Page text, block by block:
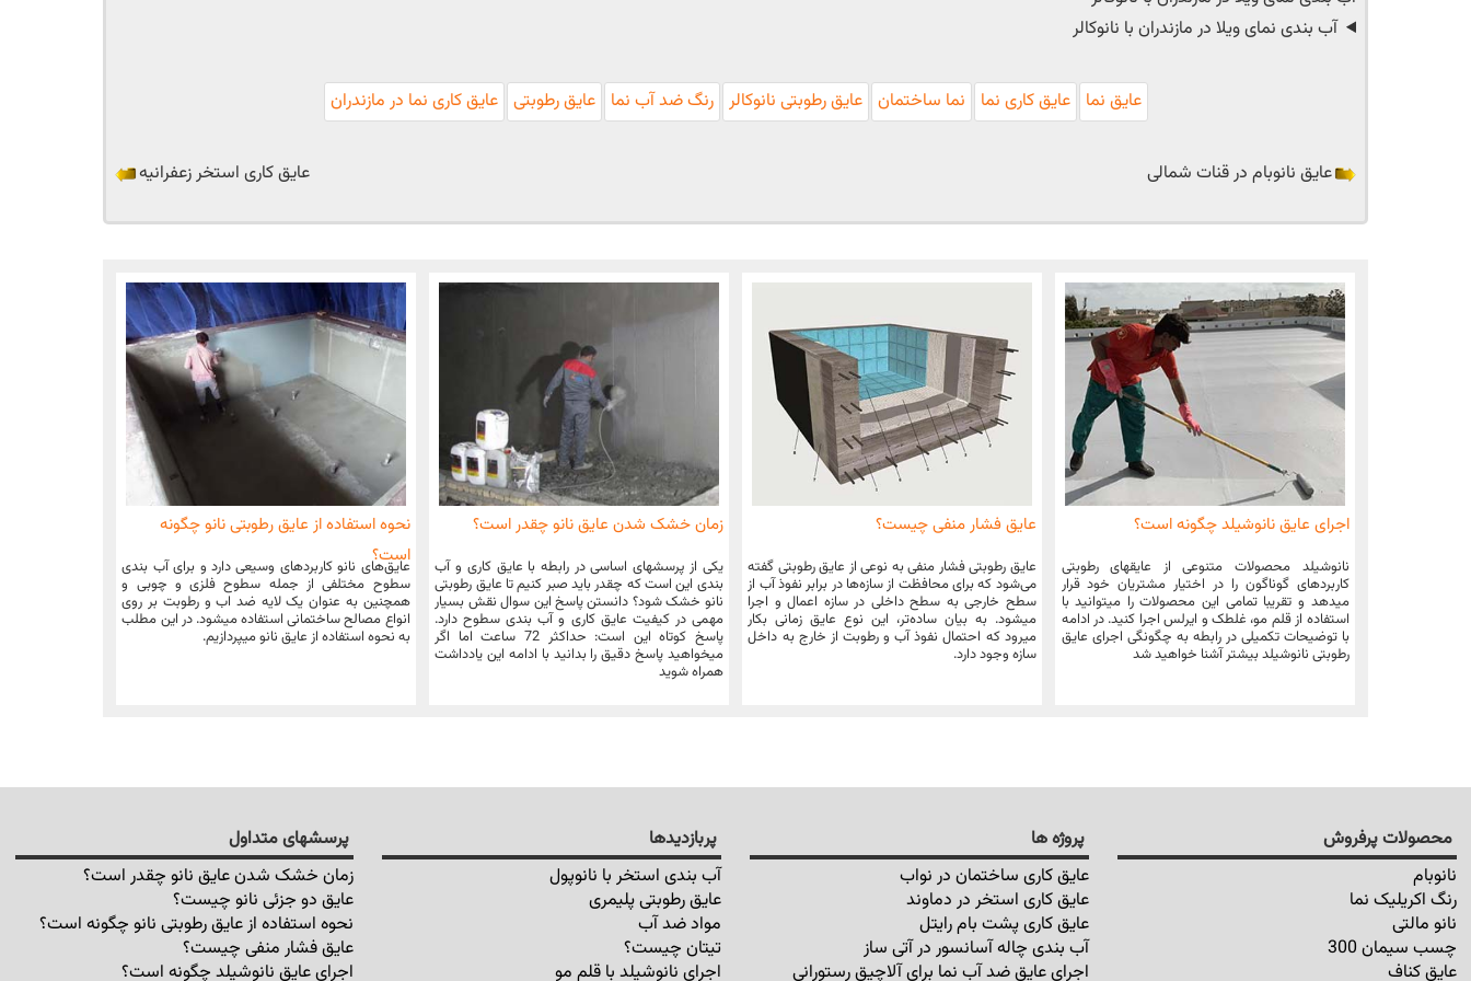
آب بندی نمای ویلا در مازندران با نانوکالر
عایق نما عایق کاری نما نما ساختمان عایق رطوبتی نانوکالر رنگ ضد آب نما عایق رطوبتی عایق کاری نما در مازندران
عایق نانوبام در قنات شمالی عایق کاری استخر زعفرانیه
اجرای عایق نانوشیلد چگونه است؟
نانوشیلد محصولات متنوعی از عایقهای رطوبتی
کاربردهای گوناگون را در اختیار مشتریان خود قرار
میدهد و تقریبا تمامی این محصولات را میتوانید با
استفاده از قلم مو، غلطک و ایرلس اجرا کنید. در ادامه
با توضیحات تکمیلی در رابطه به چگونگی اجرای عایق
رطوبتی نانوشیلد بیشتر آشنا خواهید شد
عایق فشار منفی چیست؟
عایق رطوبتی فشار منفی به نوعی از عایق رطوبتی گفته
می‌شود که برای محافظت از سازه‌ها در برابر نفوذ آب از
سطح خارجی به سطح داخلی در سازه اعمال و اجرا
میشود. به بیان ساده‌تر، این نوع عایق زمانی بکار
میرود که احتمال نفوذ آب و رطوبت از خارج به داخل
سازه وجود دارد.
زمان خشک شدن عایق نانو چقدر است؟
یکی از پرسشهای اساسی در رابطه با عایق کاری و آب
بندی این است که چقدر باید صبر کنیم تا عایق رطوبتی
نانو خشک شود؟ دانستن پاسخ این سوال نقش بسیار
مهمی در کیفیت عایق کاری و آب بندی سطوح دارد.
پاسخ کوتاه این است: حداکثر 72 ساعت اما اگر
میخواهید پاسخ دقیق را بدانید با ادامه این یادداشت
همراه شوید
نحوه استفاده از عایق رطوبتی نانو چگونه
است؟
عایق‌های نانو کاربردهای وسیعی دارد و برای آب بندی
سطوح مختلفی از جمله سطوح فلزی و چوبی و
همچنین به عنوان یک لایه ضد اب و رطوبت بر روی
انواع مصالح ساختمانی استفاده میشود. در این مطلب
به نحوه استفاده از عایق نانو میپردازیم.
محصولات پرفروش
نانوبام
رنگ اکریلیک نما
نانو مالتی
چسب سیمان 300
عایق کناف
پروژه ها
عایق کاری ساختمان در نواب
عایق کاری استخر در دماوند
عایق کاری پشت بام رایتل
آب بندی چاله آسانسور در آتی ساز
اجرای عایق ضد آب نما برای آلاچیق رستورانی
پربازدیدها
آب بندی استخر با نانوپول
عایق رطوبتی پلیمری
مواد ضد آب
تیتان چیست؟
اجرای نانوشیلد با قلم مو
پرسشهای متداول
زمان خشک شدن عایق نانو چقدر است؟
عایق دو جزئی نانو چیست؟
نحوه استفاده از عایق رطوبتی نانو چگونه است؟
عایق فشار منفی چیست؟
اجرای عایق نانوشیلد چگونه است؟